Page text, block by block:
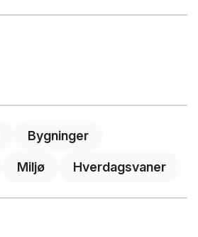
Bygninger
Miljø Hverdagsvaner